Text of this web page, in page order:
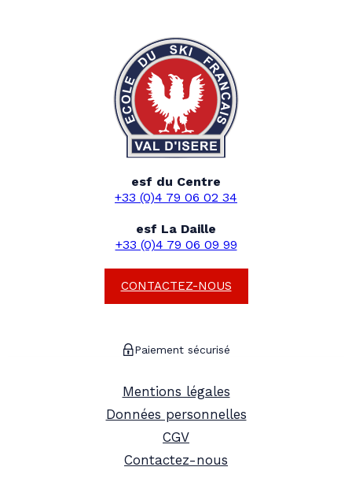
esf du Centre
+33 (0)4 79 06 02 34
esf La Daille
+33 (0)4 79 06 09 99
CONTACTEZ-NOUS
Paiement sécurisé
Mentions légales
Données personnelles
CGV
Contactez-nous